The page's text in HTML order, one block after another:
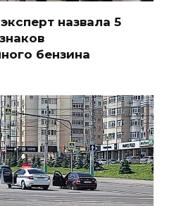
назвала 5
бензина